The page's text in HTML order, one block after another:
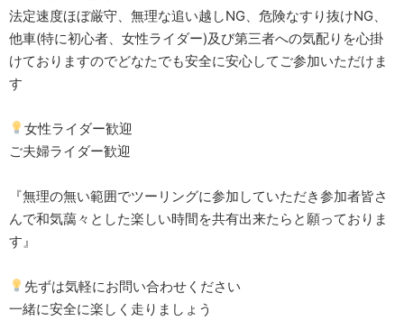
法定速度ほぼ厳守、無理な追い越しNG、危険なすり抜けNG、
他車(特に初心者、女性ライダー)及び第三者への気配りを心掛
けておりますのでどなたでも安全に安心してご参加いただけま
す
女性ライダー歓迎
ご夫婦ライダー歓迎
『無理の無い範囲でツーリングに参加していただき参加者皆さ
んで和気藹々とした楽しい時間を共有出来たらと願っておりま
す』
先ずは気軽にお問い合わせください
一緒に安全に楽しく走りましょう